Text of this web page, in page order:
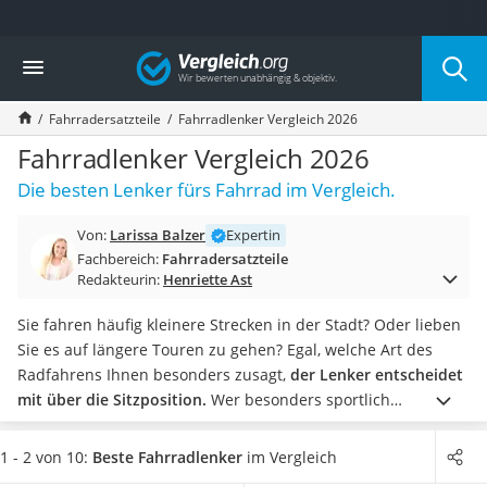
Die beliebtesten Vergleiche nach Kategorie
Freizeit & Sport
Gartentrampolin
Trampolin
Metalldetektor
Eufab-Fahrradträger
Trampolin 366 cm
Aluminium-Koffer
Futterboot
E-Bike-Dreirad
Trekkingschuhe Herren
Reisetasche mit Rollen
Klimmzugstation
Koffer
Nachtsichtgerät
Vergleich
Fahrradersatzteile Fahrradlenker Vergleich 2026
Fahrradlenker Vergleich 2026
Die besten Lenker fürs Fahrrad im Vergleich.
Von: Larissa Balzer
Expertin
Fachbereich: Fahrradersatzteile
Redakteurin: Henriette Ast
Sie fahren häufig kleinere Strecken in der Stadt? Oder lieben
Sie es auf längere Touren zu gehen? Egal, welche Art des
Radfahrens Ihnen besonders zusagt, der Lenker entscheidet
mit über die Sitzposition. Wer besonders sportlich
unterwegs ist, sollte vor allem auf Rennradlenker oder
verhältnismäßig gerade Tourenbügel zurückgreifen.
Fahren
1 - 2 von 10: Beste Fahrradlenker im Vergleich